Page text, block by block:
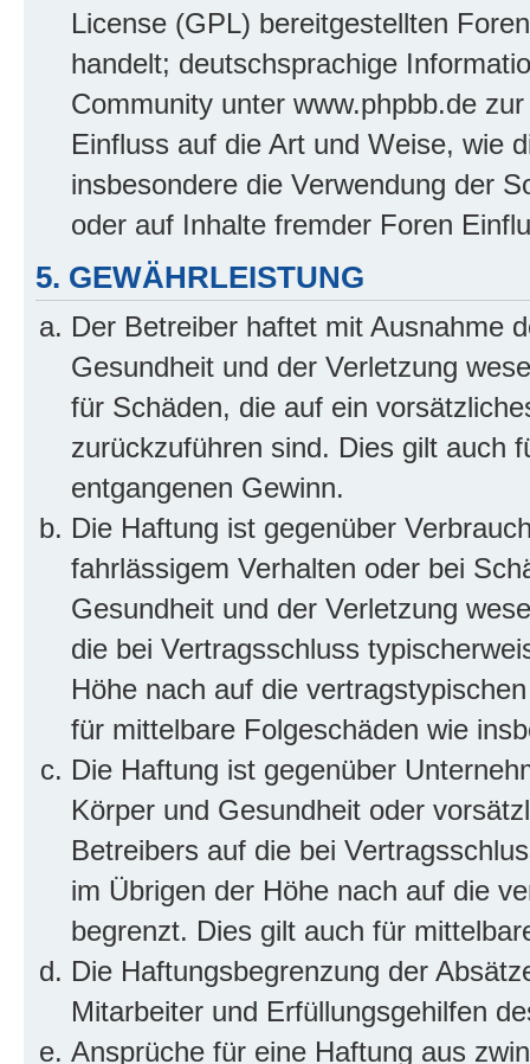
License (GPL) bereitgestellten
handelt; deutschsprachige
Community unter www.phpbb.de
Einfluss auf die Art und Weise, wie
insbesondere die Verwendung der
oder auf Inhalte fremder Foren
5. GEWÄHRLEISTUNG
Der Betreiber haftet mit Ausnahme
Gesundheit und der Verletzung
für Schäden, die auf ein
zurückzuführen sind. Dies gilt auch
entgangenen Gewinn.
Die Haftung ist gegenüber
fahrlässigem Verhalten oder bei
Gesundheit und der Verletzung
die bei Vertragsschluss
Höhe nach auf die
für mittelbare Folgeschäden wie
Die Haftung ist gegenüber
Körper und Gesundheit oder
Betreibers auf die bei
im Übrigen der Höhe nach auf die
begrenzt. Dies gilt auch für
Die Haftungsbegrenzung der
Mitarbeiter und Erfüllungsgehilfen
Ansprüche für eine Haftung aus